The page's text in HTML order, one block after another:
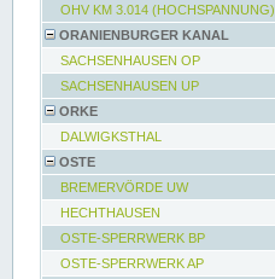
OHV KM 3.014 (HOCHSPANNUNG)
ORANIENBURGER KANAL
SACHSENHAUSEN OP
SACHSENHAUSEN UP
ORKE
DALWIGKSTHAL
OSTE
BREMERVÖRDE UW
HECHTHAUSEN
OSTE-SPERRWERK BP
OSTE-SPERRWERK AP